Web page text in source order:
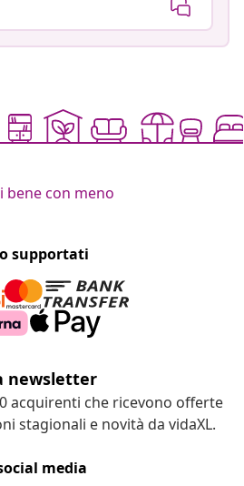
bene con meno
supportati
newsletter
acquirenti che ricevono offerte
stagionali e novità da vidaXL.
media